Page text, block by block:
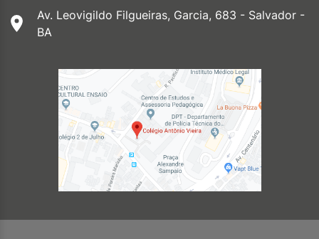
Av. Leovigildo Filgueiras, Garcia, 683 - Salvador -
BA